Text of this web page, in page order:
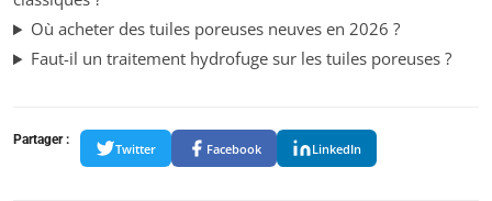
Où acheter des tuiles poreuses neuves en 2026 ?
Faut-il un traitement hydrofuge sur les tuiles poreuses ?
Partager :
Twitter Facebook LinkedIn